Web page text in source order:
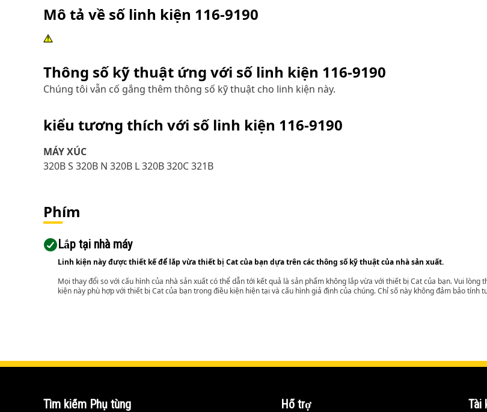
Mô tả về số linh kiện 116-9190
Thông số kỹ thuật ứng với số linh kiện 116-9190
Chúng tôi vẫn cố gắng thêm thông số kỹ thuật cho linh kiện này.
kiểu tương thích với số linh kiện 116-9190
MÁY XÚC
320B S 320B N 320B L 320B 320C 321B
Phím
Lắp tại nhà máy
Linh kiện này được thiết kế để lắp vừa thiết bị Cat của bạn dựa trên các thông số kỹ thuật của nhà sản xuất.
Mọi thay đổi so với cấu hình của nhà sản xuất có thể dẫn tới kết quả là sản phẩm không lắp vừa với thiết bị Cat của bạn. Vui
kiện này phù hợp với thiết bị Cat của bạn trong điều kiện hiện tại và cấu hình giả định của chúng. Chỉ số này không đảm bảo tính
Tìm kiếm Phụ tùng Hỗ trợ Tài